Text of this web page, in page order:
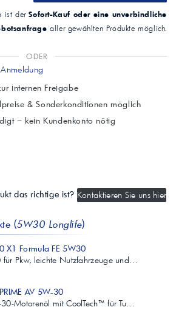
ist derSofort-Kauf oder eine unverbindliche
aller gewählten Produkte möglich.
ODER
internen Freigabe
& Sonderkonditionen möglich
– kein Kundenkonto nötig
das richtige ist? Kontaktieren Sie uns hier
(5W30 Longlife)
X1 Formula FE 5W30
Pkw, leichte Nutzfahrzeuge und…
AV 5W-30
30-Motorenöl mit CoolTech™ für Tu…